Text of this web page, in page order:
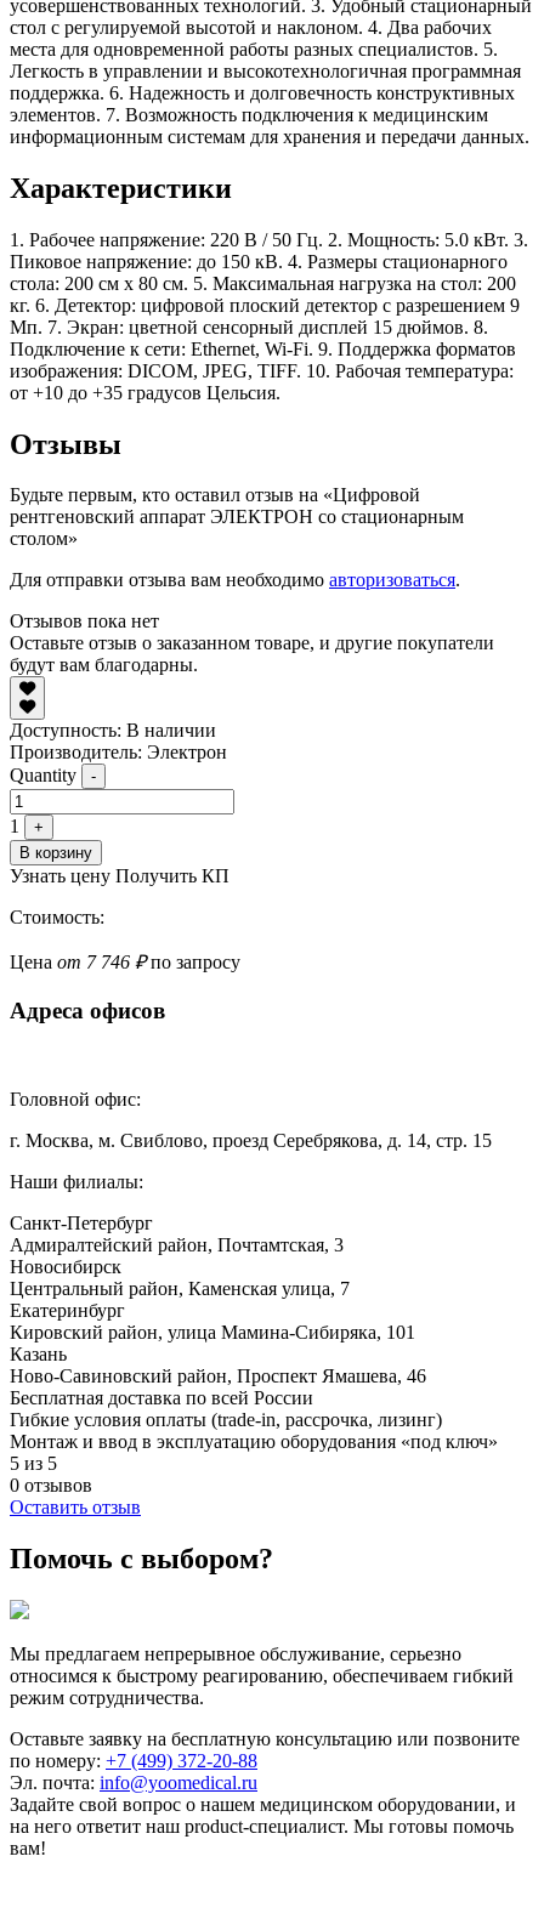
усовершенствованных технологий. 3. Удобный стационарный
стол с регулируемой высотой и наклоном. 4. Два рабочих
места для одновременной работы разных специалистов. 5.
Легкость в управлении и высокотехнологичная программная
поддержка. 6. Надежность и долговечность конструктивных
элементов. 7. Возможность подключения к медицинским
информационным системам для хранения и передачи данных.
Характеристики
1. Рабочее напряжение: 220 В / 50 Гц. 2. Мощность: 5.0 кВт. 3.
Пиковое напряжение: до 150 кВ. 4. Размеры стационарного
стола: 200 см х 80 см. 5. Максимальная нагрузка на стол: 200
кг. 6. Детектор: цифровой плоский детектор с разрешением 9
Мп. 7. Экран: цветной сенсорный дисплей 15 дюймов. 8.
Подключение к сети: Ethernet, Wi-Fi. 9. Поддержка форматов
изображения: DICOM, JPEG, TIFF. 10. Рабочая температура:
от +10 до +35 градусов Цельсия.
Отзывы
Будьте первым, кто оставил отзыв на «Цифровой
рентгеновский аппарат ЭЛЕКТРОН со стационарным
столом»
Для отправки отзыва вам необходимо авторизоваться.
Отзывов пока нет
Оставьте отзыв о заказанном товаре, и другие покупатели
будут вам благодарны.
Доступность: В наличии
Производитель: Электрон
Quantity
-
1
+
В корзину
Узнать цену Получить КП
Стоимость:
Цена от 7 746 ₽по запросу
Адреса офисов
Головной офис:
г. Москва, м. Свиблово, проезд Серебрякова, д. 14, стр. 15
Наши филиалы:
Санкт-Петербург
Адмиралтейский район, ​Почтамтская, 3
Новосибирск
Центральный район, Каменская улица, 7
Екатеринбург
Кировский район, улица Мамина-Сибиряка, 101
Казань
Ново-Савиновский район, ​Проспект Ямашева, 46
Бесплатная доставка по всей России
Гибкие условия оплаты (trade-in, рассрочка, лизинг)
Монтаж и ввод в эксплуатацию оборудования «под ключ»
5 из 5
0 отзывов
Оставить отзыв
Помочь с выбором?
Мы предлагаем непрерывное обслуживание, серьезно
относимся к быстрому реагированию, обеспечиваем гибкий
режим сотрудничества.
Оставьте заявку на бесплатную консультацию или позвоните
по номеру: +7 (499) 372-20-88
Эл. почта: info@yoomedical.ru
Задайте свой вопрос о нашем медицинском оборудовании, и
на него ответит наш product-специалист. Мы готовы помочь
вам!